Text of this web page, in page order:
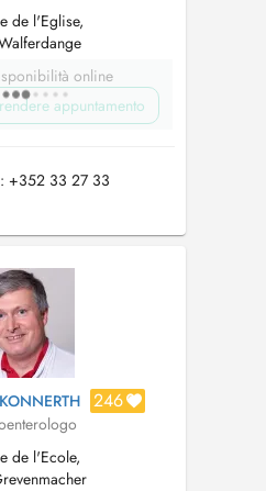
de l'Eglise,
online
appuntamento
+352 33 27 33
246
de l'Ecole,